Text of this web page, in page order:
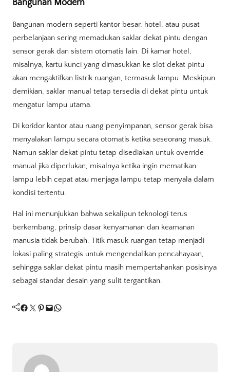
Bangunan Modern
Bangunan modern seperti kantor besar, hotel, atau pusat
perbelanjaan sering memadukan saklar dekat pintu dengan
sensor gerak dan sistem otomatis lain. Di kamar hotel,
misalnya, kartu kunci yang dimasukkan ke slot dekat pintu
akan mengaktifkan listrik ruangan, termasuk lampu. Meskipun
demikian, saklar manual tetap tersedia di dekat pintu untuk
mengatur lampu utama.
Di koridor kantor atau ruang penyimpanan, sensor gerak bisa
menyalakan lampu secara otomatis ketika seseorang masuk.
Namun saklar dekat pintu tetap disediakan untuk override
manual jika diperlukan, misalnya ketika ingin mematikan
lampu lebih cepat atau menjaga lampu tetap menyala dalam
kondisi tertentu.
Hal ini menunjukkan bahwa sekalipun teknologi terus
berkembang, prinsip dasar kenyamanan dan keamanan
manusia tidak berubah. Titik masuk ruangan tetap menjadi
lokasi paling strategis untuk mengendalikan pencahayaan,
sehingga saklar dekat pintu masih mempertahankan posisinya
sebagai standar desain yang sulit tergantikan.
Facebook Twitter Pinterest Mail WhatsApp